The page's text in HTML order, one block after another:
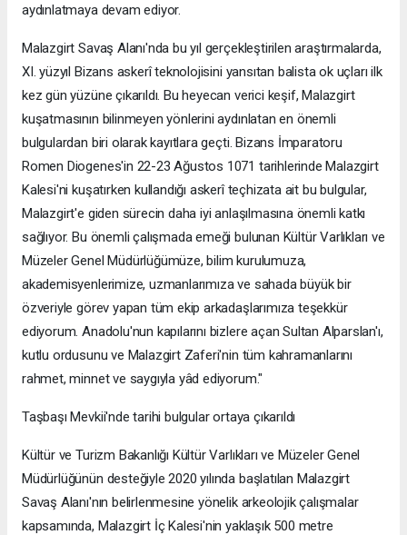
aydınlatmaya devam ediyor.
Malazgirt Savaş Alanı'nda bu yıl gerçekleştirilen araştırmalarda,
XI. yüzyıl Bizans askerî teknolojisini yansıtan balista ok uçları ilk
kez gün yüzüne çıkarıldı. Bu heyecan verici keşif, Malazgirt
kuşatmasının bilinmeyen yönlerini aydınlatan en önemli
bulgulardan biri olarak kayıtlara geçti. Bizans İmparatoru
Romen Diogenes'in 22-23 Ağustos 1071 tarihlerinde Malazgirt
Kalesi'ni kuşatırken kullandığı askerî teçhizata ait bu bulgular,
Malazgirt'e giden sürecin daha iyi anlaşılmasına önemli katkı
sağlıyor. Bu önemli çalışmada emeği bulunan Kültür Varlıkları ve
Müzeler Genel Müdürlüğümüze, bilim kurulumuza,
akademisyenlerimize, uzmanlarımıza ve sahada büyük bir
özveriyle görev yapan tüm ekip arkadaşlarımıza teşekkür
ediyorum. Anadolu'nun kapılarını bizlere açan Sultan Alparslan'ı,
kutlu ordusunu ve Malazgirt Zaferi'nin tüm kahramanlarını
rahmet, minnet ve saygıyla yâd ediyorum."
Taşbaşı Mevkii'nde tarihi bulgular ortaya çıkarıldı
Kültür ve Turizm Bakanlığı Kültür Varlıkları ve Müzeler Genel
Müdürlüğünün desteğiyle 2020 yılında başlatılan Malazgirt
Savaş Alanı'nın belirlenmesine yönelik arkeolojik çalışmalar
kapsamında, Malazgirt İç Kalesi'nin yaklaşık 500 metre